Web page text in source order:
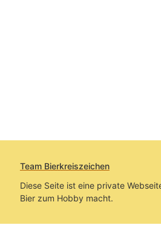
Team Bierkreiszeichen
Diese Seite ist eine private
Bier zum Hobby macht.